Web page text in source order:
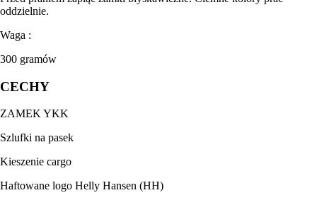
oddzielnie.
Waga :
300 gramów
CECHY
ZAMEK YKK
Szlufki na pasek
Kieszenie cargo
Haftowane logo Helly Hansen (HH)